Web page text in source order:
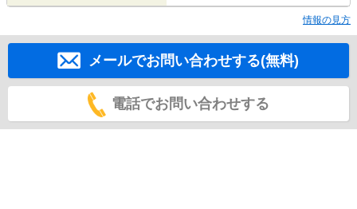
情報の見方
メールでお問い合わせする(無料)
電話でお問い合わせする